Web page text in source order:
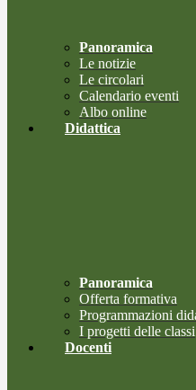
Panoramica
Le notizie
Le circolari
Calendario eventi
Albo online
Didattica
Panoramica
Offerta formativa
Programmazioni
I progetti delle classi
Docenti